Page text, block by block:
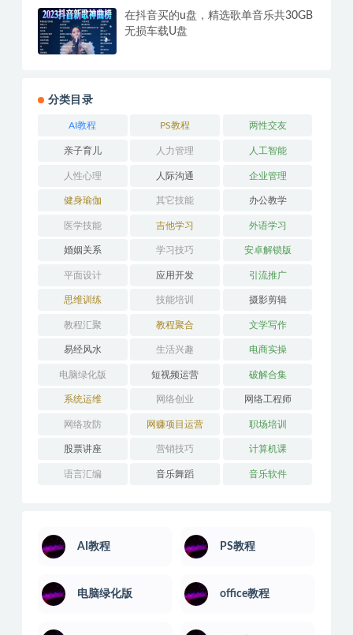
在抖音买的u盘，精选歌单音乐共30GB
无损车载U盘
分类目录
AI教程 PS教程 两性交友
亲子育儿 人力管理 人工智能
人性心理 人际沟通 企业管理
健身瑜伽 其它技能 办公教学
医学技能 吉他学习 外语学习
婚姻关系 学习技巧 安卓解锁版
平面设计 应用开发 引流推广
思维训练 技能培训 摄影剪辑
教程汇聚 教程聚合 文学写作
易经风水 生活兴趣 电商实操
电脑绿化版 短视频运营 破解合集
系统运维 网络创业 网络工程师
网络攻防 网赚项目运营 职场培训
股票讲座 营销技巧 计算机课
语言汇编 音乐舞蹈 音乐软件
AI教程 PS教程
电脑绿化版 office教程